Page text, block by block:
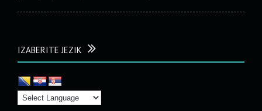
IZABERITE JEZIK